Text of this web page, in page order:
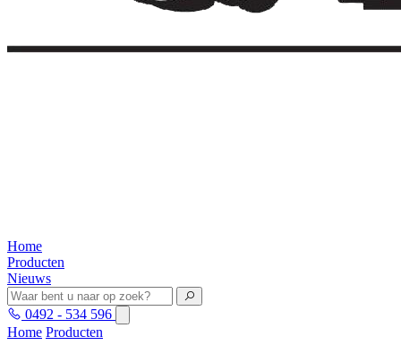
Home
Producten
Nieuws
0492 - 534 596
Home Producten